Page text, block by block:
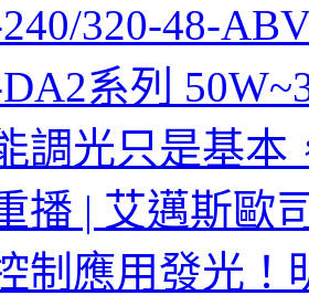
320-48-
系列
調光只是基本
播 | 艾邁斯歐
制應用發光！